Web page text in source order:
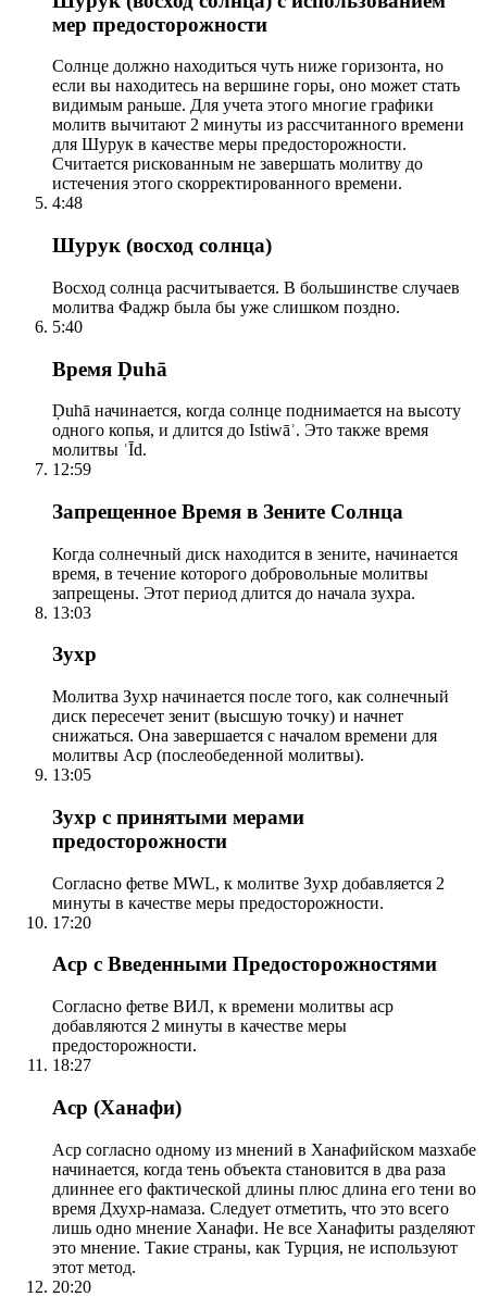
мер предосторожности
Солнце должно находиться чуть ниже горизонта, но
если вы находитесь на вершине горы, оно может стать
видимым раньше. Для учета этого многие графики
молитв вычитают 2 минуты из рассчитанного времени
для Шурук в качестве меры предосторожности.
Считается рискованным не завершать молитву до
истечения этого скорректированного времени.
4:48
Шурук (восход солнца)
Восход солнца расчитывается. В большинстве случаев
молитва Фаджр была бы уже слишком поздно.
5:40
Время Ḍuhā
Ḍuhā начинается, когда солнце поднимается на высоту
одного копья, и длится до Istiwāʾ. Это также время
молитвы ʿĪd.
12:59
Запрещенное Время в Зените Солнца
Когда солнечный диск находится в зените, начинается
время, в течение которого добровольные молитвы
запрещены. Этот период длится до начала зухра.
13:03
Зухр
Молитва Зухр начинается после того, как солнечный
диск пересечет зенит (высшую точку) и начнет
снижаться. Она завершается с началом времени для
молитвы Аср (послеобеденной молитвы).
13:05
Зухр с принятыми мерами
предосторожности
Согласно фетве MWL, к молитве Зухр добавляется 2
минуты в качестве меры предосторожности.
17:20
Аср с Введенными Предосторожностями
Согласно фетве ВИЛ, к времени молитвы аср
добавляются 2 минуты в качестве меры
предосторожности.
18:27
Аср (Ханафи)
Аср согласно одному из мнений в Ханафийском мазхабе
начинается, когда тень объекта становится в два раза
длиннее его фактической длины плюс длина его тени во
время Дхухр-намаза. Следует отметить, что это всего
лишь одно мнение Ханафи. Не все Ханафиты разделяют
это мнение. Такие страны, как Турция, не используют
этот метод.
20:20